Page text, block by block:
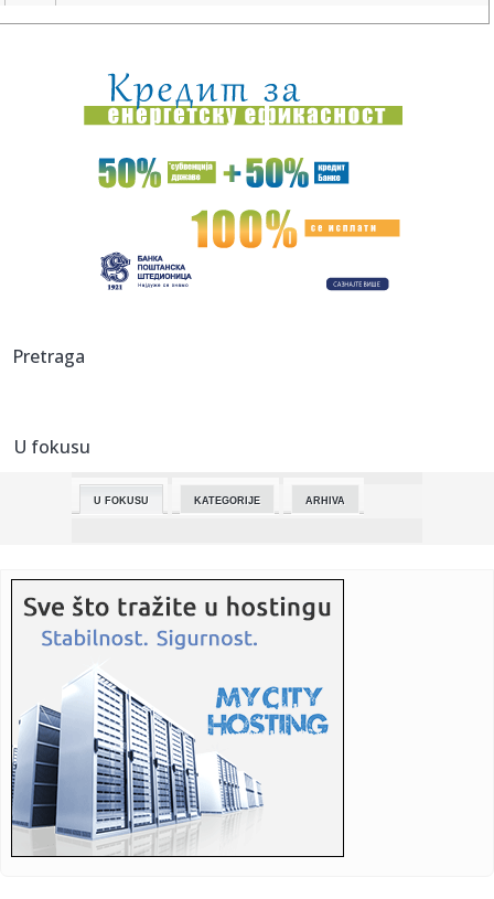
23:55:Ludnica za Ekspo 2027! Više od 5.000 ljudi pohrlilo da bude
deo ...
23:51:Bratina: Kineska kultura predstavlja važan most saradnje i
povez...
DŽABARI SVE OZBILJNIJI U DRESU HUVENTUDA: Peti Mils
23:43:Jevtić: Hapšenja u Gračanici presedan i pokušaj Kurtija da
eks...
23:42:
23:42:
Jednostavna tehnika naučnika s Harvarda usporava puls i
23:42:Narodna skupština RS usvojila izmjene Zakona o pravima
boraca
23:42:Najveće banke Bliskog istoka i Afrike: Gigant iz Emirata
prestig...
23:42:Brutalni kineski rat cenama se preselio u Evropu
23:40:Zukorlić pokrenuo novi talas političke komunikacije: Sat i
po o...
Pretraga
U fokusu
U FOKUSU KATEGORIJE ARHIVA